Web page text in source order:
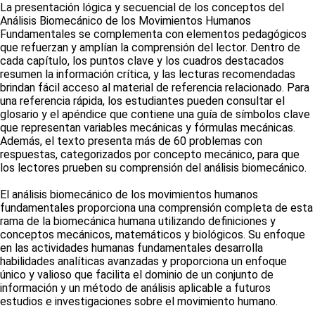
La presentación lógica y secuencial de los conceptos del
Análisis Biomecánico de los Movimientos Humanos
Fundamentales se complementa con elementos pedagógicos
que refuerzan y amplían la comprensión del lector. Dentro de
cada capítulo, los puntos clave y los cuadros destacados
resumen la información crítica, y las lecturas recomendadas
brindan fácil acceso al material de referencia relacionado. Para
una referencia rápida, los estudiantes pueden consultar el
glosario y el apéndice que contiene una guía de símbolos clave
que representan variables mecánicas y fórmulas mecánicas.
Además, el texto presenta más de 60 problemas con
respuestas, categorizados por concepto mecánico, para que
los lectores prueben su comprensión del análisis biomecánico.
El análisis biomecánico de los movimientos humanos
fundamentales proporciona una comprensión completa de esta
rama de la biomecánica humana utilizando definiciones y
conceptos mecánicos, matemáticos y biológicos. Su enfoque
en las actividades humanas fundamentales desarrolla
habilidades analíticas avanzadas y proporciona un enfoque
único y valioso que facilita el dominio de un conjunto de
información y un método de análisis aplicable a futuros
estudios e investigaciones sobre el movimiento humano.